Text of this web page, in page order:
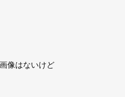
像はないけど